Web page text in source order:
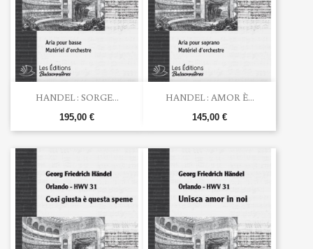
HANDEL : SORGE...
195,00 €
HANDEL : AMOR È...
145,00 €